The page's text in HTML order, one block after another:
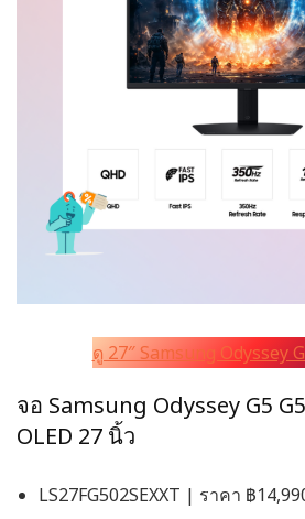
ดู 27″ Samsung Odyssey
จอ Samsung Odyssey G5
OLED 27 นิ้ว
LS27FG502SEXXT | ราคา ฿